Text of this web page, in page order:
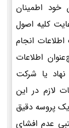
خود اطمینان
کلیه اصول
انجام
اطلاعات
یا شرکت
لازم در این
پروسه دقیق
عدم افشای